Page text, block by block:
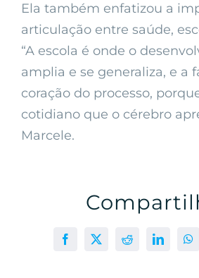
Ela também enfatizou a
articulação entre saúde,
“A escola é onde o
amplia e se generaliza, e a
coração do processo,
cotidiano que o cérebro
Marcele.
Facebook
X RedditLinkedIn